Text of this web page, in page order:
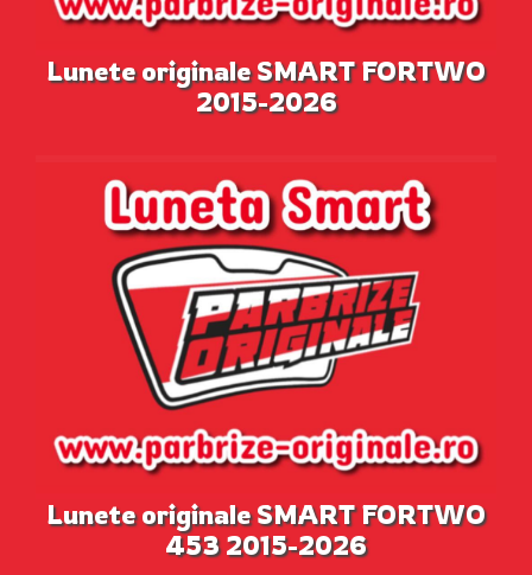
Lunete originale SMART FORTWO
2015-2026
Lunete originale SMART FORTWO
453 2015-2026